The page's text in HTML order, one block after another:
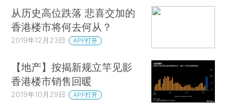
从历史高位跌落 悲喜交加的
香港楼市将何去何从？
2019年12月23日 APP打开
【地产】按揭新规立竿见影
香港楼市销售回暖
2019年10月29日 APP打开